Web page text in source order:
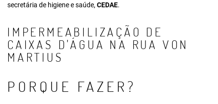
secretária de higiene e saúde, CEDAE.
IMPERMEABILIZAÇÃO DE
CAIXAS D'ÁGUA NA RUA VON
MARTIUS
PORQUE FAZER?